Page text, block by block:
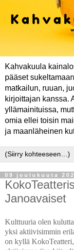
Kahvakuula
pääset
matkailun, ruuan,
kirjoittajan kanssa.
yllämainituissa,
omia ellei toisin
ja maanläheinen
09 joulukuuta
Janoavaiset
Kulttuuria olen
yksi aktiivisimmin
on kyllä